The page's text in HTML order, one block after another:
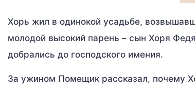
Хорь жил в одинокой усадьбе,
молодой высокий парень – сын Хоря
добрались до господского имения.
За ужином Помещик рассказал, почему